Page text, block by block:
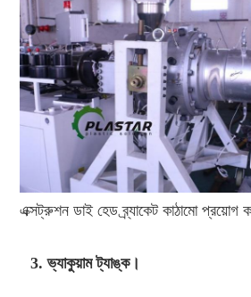
এক্সট্রুশন ডাই হেড ব্র্যাকেট কাঠামো প্রয়োগ
3. ভ্যাকুয়াম ট্যাঙ্ক।